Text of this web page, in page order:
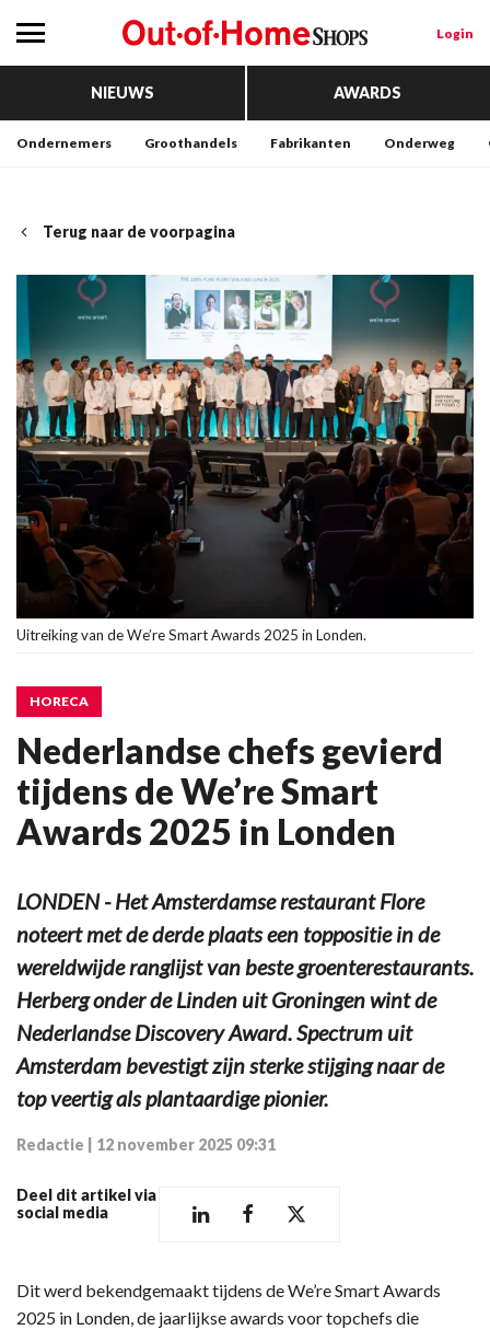
Login
NIEUWS AWARDS
Ondernemers Groothandels Fabrikanten Onderweg
Terug naar de voorpagina
Uitreiking van de We’re Smart Awards 2025 in Londen.
HORECA
Nederlandse chefs gevierd
tijdens de We’re Smart
Awards 2025 in Londen
LONDEN - Het Amsterdamse restaurant Flore
noteert met de derde plaats een toppositie in de
wereldwijde ranglijst van beste groenterestaurants.
Herberg onder de Linden uit Groningen wint de
Nederlandse Discovery Award. Spectrum uit
Amsterdam bevestigt zijn sterke stijging naar de
top veertig als plantaardige pionier.
Redactie 12 november 2025 09:31
Deel dit artikel via
social media
Dit werd bekendgemaakt tijdens de We’re Smart Awards
2025 in Londen, de jaarlijkse awards voor topchefs die